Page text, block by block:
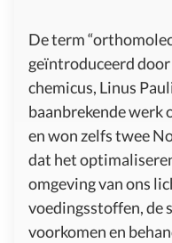
De term
geïntroduceerd
chemicus, Linus
baanbrekende werk
en won zelfs twee
dat het
omgeving van ons
voedingsstoffen, de
voorkomen en